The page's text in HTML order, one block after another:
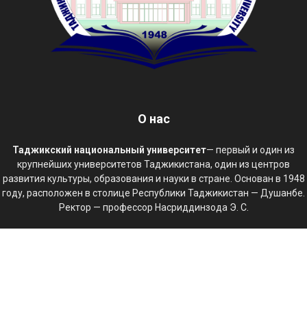
О нас
Таджикский национальный университет— первый и один из
крупнейших университетов Таджикистана, один из центров
развития культуры, образования и науки в стране. Основан в 1948
году, расположен в столице Республики Таджикистан — Душанбе.
Ректор — профессор Насриддинзода Э. С.